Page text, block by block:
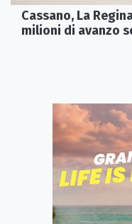
Cassano, La
milioni di avanzo